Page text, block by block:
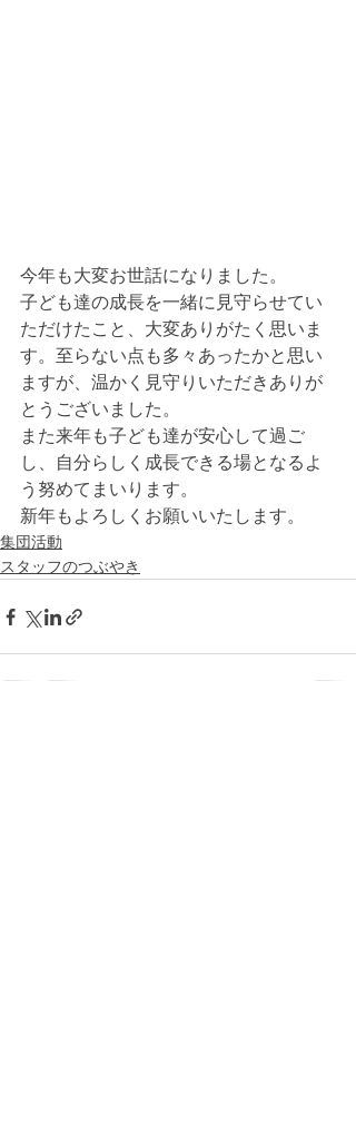
今年も大変お世話になりました。
子ども達の成長を一緒に見守らせてい
ただけたこと、大変ありがたく思いま
す。至らない点も多々あったかと思い
ますが、温かく見守りいただきありが
とうございました。
また来年も子ども達が安心して過ご
し、自分らしく成長できる場となるよ
う努めてまいります。
新年もよろしくお願いいたします。
集団活動
スタッフのつぶやき